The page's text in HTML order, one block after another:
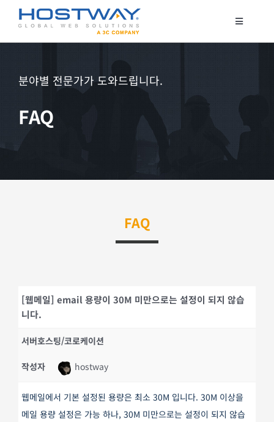
츠
Toggle
코로케이션
클라우드
매니지드 서비스
보안서비스
고객지원
분야별 전문가가 도와드립니다.
FAQ
FAQ
[웹메일] email 용량이 30M 미만으로는 설정이 되지 않습
니다.
서버호스팅/코로케이션
작성자 hostway
웹메일에서 기본 설정된 용량은 최소 30M 입니다. 30M 이상을
메일 용량 설정은 가능 하나, 30M 미만으로는 설정이 되지 않습